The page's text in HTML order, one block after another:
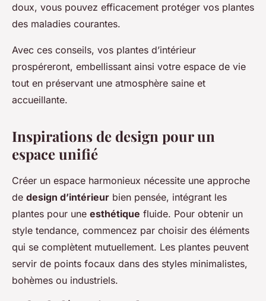
doux, vous pouvez efficacement protéger vos plantes
des maladies courantes.
Avec ces conseils, vos plantes d’intérieur
prospéreront, embellissant ainsi votre espace de vie
tout en préservant une atmosphère saine et
accueillante.
Inspirations de design pour un
espace unifié
Créer un espace harmonieux nécessite une approche
de design d’intérieur bien pensée, intégrant les
plantes pour une esthétique fluide. Pour obtenir un
style tendance, commencez par choisir des éléments
qui se complètent mutuellement. Les plantes peuvent
servir de points focaux dans des styles minimalistes,
bohèmes ou industriels.